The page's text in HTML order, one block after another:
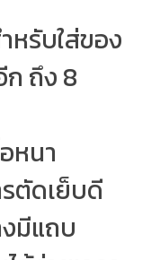
หรับใส่ของ
ถึง 8
หนา
ตัดเย็บดี
มีแถบ